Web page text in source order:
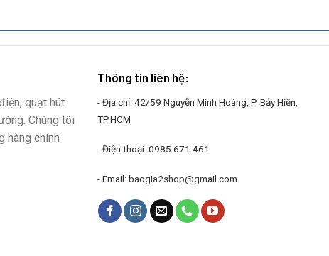
quạt hút
Chúng tôi
hàng chính
Thông tin liên hệ:
- Địa chỉ: 42/59 Nguyễn Minh Hoàng, P. Bảy Hiền,
TP.HCM
- Điện thoại: 0985.671.461
- Email: baogia2shop@gmail.com